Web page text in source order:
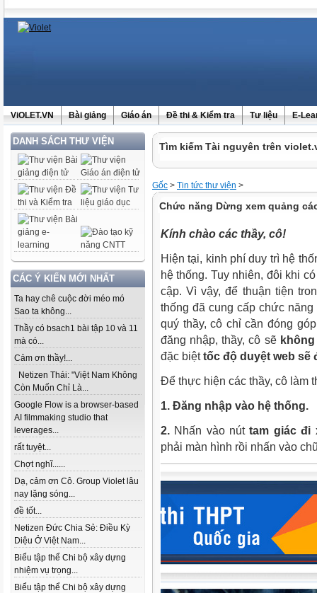
ViOLET.VN Bài giảng Giáo án Đề thi & Kiểm tra Tư liệu E-
DANH SÁCH THƯ VIỆN
CÁC Ý KIẾN MỚI NHẤT
Ta hay chê cuộc đời méo mó
Sao ta không...
Thầy có bsach1 bài tập 10 và 11
mà có...
Cảm ơn thầy!...
Netizen Thái: "Việt Nam Không
Còn Muốn Chỉ Là...
Google Flow is a browser-based
AI filmmaking studio that
leverages...
rất tuyệt...
Chợt nghĩ......
Dạ, cảm ơn Cô. Group Violet lâu
nay lặng sóng...
đề tốt...
Netizen Đức Chia Sẻ: Điều Kỳ
Diệu Ở Việt Nam...
Biểu tập thể Chi bộ xây dựng
nhiệm vụ trọng...
Biểu tập thể Chi bộ xây dựng
Tìm kiếm Tài nguyên trên
Gốc > Tin tức thư viện >
Chức năng Dừng xem quảng
Kính chào các thầy, cô!
Hiện tại, kinh phí duy trì hệ
hệ thống. Tuy nhiên, đôi khi
cập. Vì vậy, để thuận tiện
thống đã cung cấp chức năng
quý thầy, cô chỉ cần đóng
đăng nhập, thầy, cô sẽ
đặc biệttốc độ duyệt web sẽ
Để thực hiện các thầy, cô làm
1. Đăng nhập vào hệ thống.
2. Nhấn vào núttam giác đi
phải màn hình rồi nhấn vào